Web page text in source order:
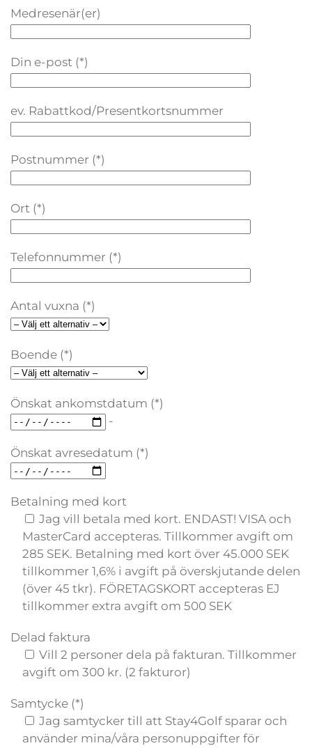
Medresenär(er)
Din e-post (*)
ev. Rabattkod/Presentkortsnummer
Postnummer (*)
Ort (*)
Telefonnummer (*)
Antal vuxna (*)
Boende (*)
Önskat ankomstdatum (*)
-
Önskat avresedatum (*)
Betalning med kort
Jag vill betala med kort. ENDAST! VISA och
MasterCard accepteras. Tillkommer avgift om
285 SEK. Betalning med kort över 45.000 SEK
tillkommer 1,6% i avgift på överskjutande delen
(över 45 tkr). FÖRETAGSKORT accepteras EJ
tillkommer extra avgift om 500 SEK
Delad faktura
Vill 2 personer dela på fakturan. Tillkommer
avgift om 300 kr. (2 fakturor)
Samtycke (*)
Jag samtycker till att Stay4Golf sparar och
använder mina/våra personuppgifter för